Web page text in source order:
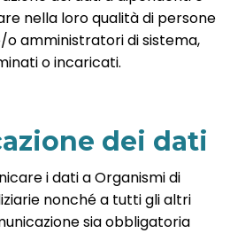
nella loro qualità di persone
amministratori di sistema,
o incaricati.
dei dati
i dati a Organismi di
nonché a tutti gli altri
sia obbligatoria